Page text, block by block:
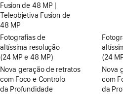
Fusion de 48 MP |
Teleobjetiva Fusion de
48 MP
Fotografias de
altíssima resolução
(24 MP e 48 MP)
Nova geração de retratos
com Foco e Controlo
da Profundidade
(24
Nova
com
da